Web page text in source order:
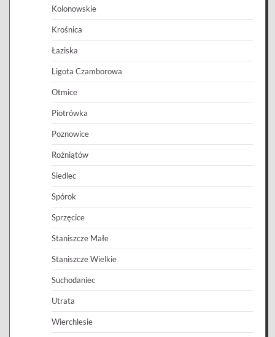
Kolonowskie
Krośnica
Łaziska
Ligota Czamborowa
Otmice
Piotrówka
Poznowice
Rożniątów
Siedlec
Spórok
Sprzęcice
Staniszcze Małe
Staniszcze Wielkie
Suchodaniec
Utrata
Wierchlesie